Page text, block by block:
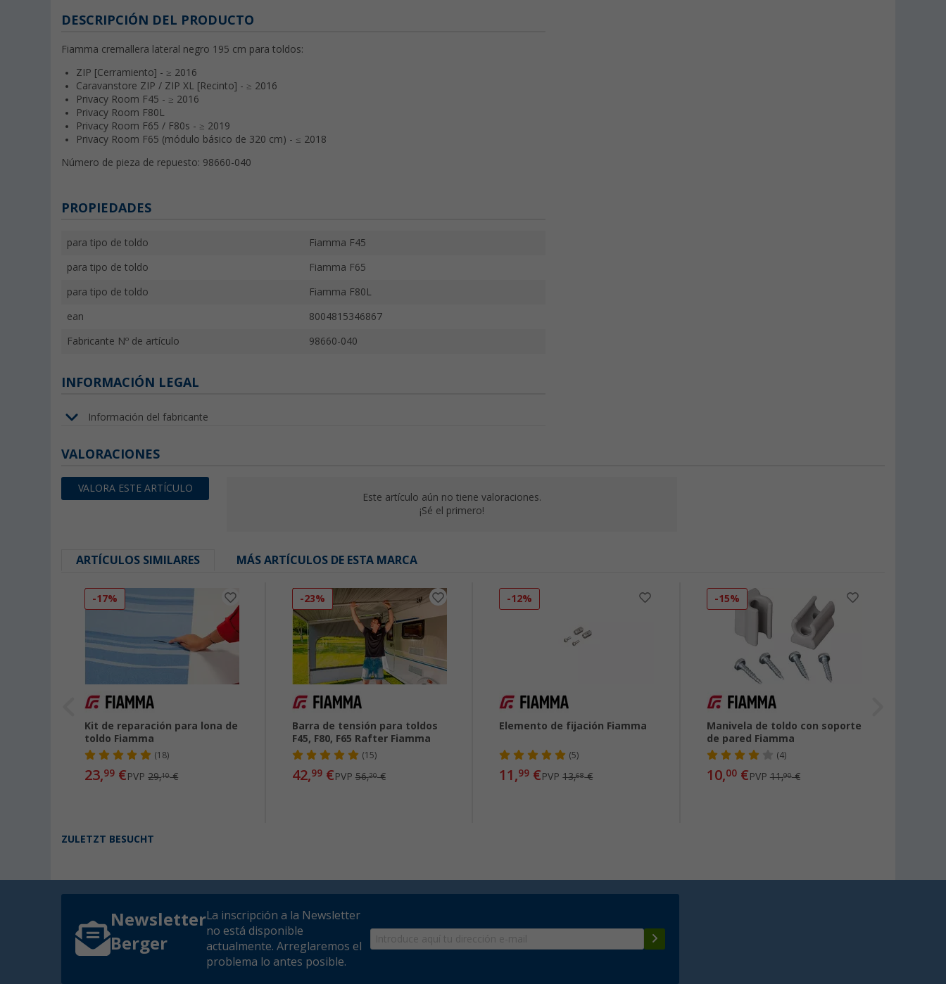
DESCRIPCIÓN DEL PRODUCTO
Fiamma cremallera lateral negro 195 cm para toldos:
ZIP [Cerramiento] - ≥ 2016
Caravanstore ZIP / ZIP XL [Recinto] - ≥ 2016
Privacy Room F45 - ≥ 2016
Privacy Room F80L
Privacy Room F65 / F80s - ≥ 2019
Privacy Room F65 (módulo básico de 320 cm) - ≤ 2018
Número de pieza de repuesto: 98660-040
PROPIEDADES
para tipo de toldo Fiamma F45
para tipo de toldo Fiamma F65
para tipo de toldo Fiamma F80L
ean 8004815346867
Fabricante Nº de artículo 98660-040
INFORMACIÓN LEGAL
Información del fabricante
VALORACIONES
VALORA ESTE ARTÍCULO
Este artículo aún no tiene valoraciones.
¡Sé el primero!
ARTÍCULOS SIMILARES MÁS ARTÍCULOS DE ESTA MARCA
-17%
Kit de reparación para lona de
toldo Fiamma
(18)
23,99 €PVP29,10€
-23%
Barra de tensión para toldos
F45, F80, F65 Rafter Fiamma
(15)
42,99€PVP 56,20€
-12%
Elemento de fijación Fiamma
(5)
11,99 €PVP13,68€
-15%
Manivela de toldo con soporte
de pared Fiamma
(4)
10,00€PVP 11,90€
ZULETZT BESUCHT
Newsletter
Berger
La inscripción a la Newsletter
no está disponible
actualmente. Arreglaremos el
problema lo antes posible.